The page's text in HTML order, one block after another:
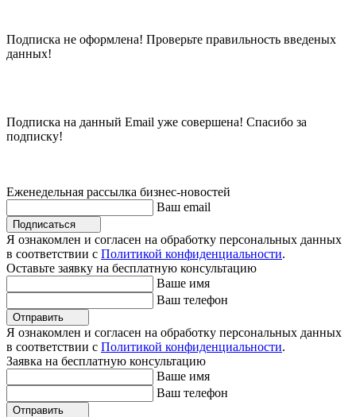
Подписка не оформлена! Проверьте правильность введеных
данных!
Подписка на данный Email уже совершена! Спасибо за
подписку!
Еженедельная рассылка бизнес-новостей
Ваш email
Подписаться
Я ознакомлен и согласен на обработку персональных данных
в соответствии с Политикой конфиденциальности.
Оставьте заявку на бесплатную консультацию
Ваше имя
Ваш телефон
Отправить
Я ознакомлен и согласен на обработку персональных данных
в соответствии с Политикой конфиденциальности.
Заявка на бесплатную консультацию
Ваше имя
Ваш телефон
Отправить